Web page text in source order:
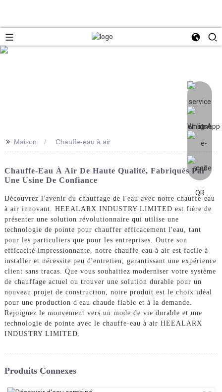
>> Maison Chauffe-eau à air
Chauffe-Eau À Air De Haute Qualité, Fabriqués Par
Une Usine De Confiance
Découvrez l'avenir du chauffage de l'eau avec notre chauffe-eau
à air innovant. HEEALARX INDUSTRY LIMITED est fière de
présenter une solution révolutionnaire qui utilise une
technologie de pointe pour chauffer efficacement l'eau, tant
pour les particuliers que pour les entreprises. Outre son
efficacité impressionnante, notre chauffe-eau à air est facile à
installer et nécessite peu d'entretien, garantissant une expérience
client sans tracas. Que vous souhaitiez moderniser votre système
de chauffage actuel ou trouver une solution durable pour un
nouveau projet de construction, notre produit est le choix idéal
pour une production d'eau chaude fiable et à la demande.
Rejoignez le mouvement vers un mode de vie durable et une
technologie de pointe avec le chauffe-eau à air HEEALARX
INDUSTRY LIMITED.
Produits Connexes